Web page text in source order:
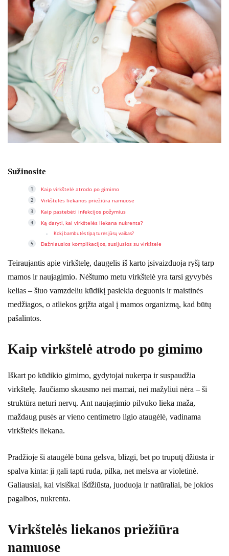
Sužinosite
Kaip virkštelė atrodo po gimimo
Virkštelės liekanos priežiūra namuose
Kaip pastebėti infekcijos požymius
Ką daryti, kai virkštelės liekana nukrenta?
Kokį bambutės tipą turės jūsų vaikas?
Dažniausios komplikacijos, susijusios su virkštele
Teiraujantis apie virkštelę, daugelis iš karto įsivaizduoja ryšį tarp
mamos ir naujagimio. Nėštumo metu virkštelė yra tarsi gyvybės
kelias – šiuo vamzdeliu kūdikį pasiekia deguonis ir maistinės
medžiagos, o atliekos grįžta atgal į mamos organizmą, kad būtų
pašalintos.
Kaip virkštelė atrodo po gimimo
Iškart po kūdikio gimimo, gydytojai nukerpa ir suspaudžia
virkštelę. Jaučiamo skausmo nei mamai, nei mažyliui nėra – ši
struktūra neturi nervų. Ant naujagimio pilvuko lieka maža,
maždaug pusės ar vieno centimetro ilgio ataugėlė, vadinama
virkštelės liekana.
Pradžioje ši ataugėlė būna gelsva, blizgi, bet po truputį džiūsta ir
spalva kinta: ji gali tapti ruda, pilka, net melsva ar violetinė.
Galiausiai, kai visiškai išdžiūsta, juoduoja ir natūraliai, be jokios
pagalbos, nukrenta.
Virkštelės liekanos priežiūra
namuose